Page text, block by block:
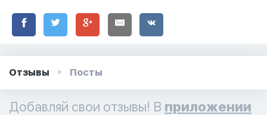
Отзывы Посты
Добавляй свои отзывы! В приложении